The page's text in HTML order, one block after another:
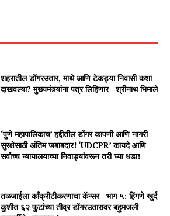
शहरातील डोंगरउतार, माथे आणि टेकड्या निवासी कशा
दाखवल्या? मुख्यमंत्र्यांना पत्र लिहिणार—श्रीनाथ भिमाले
‘पुणे महापालिकाच’ हद्दीतील डोंगर कापणी आणि नागरी
सुरक्षेसाठी अंतिम जबाबदार! ‘UDCPR’ कायदे आणि
सर्वोच्च न्यायालयाच्या निवाड्यांवरून तरी घ्या धडा!
तळजाईला काँक्रीटीकरणाचा कॅन्सर—भाग ५: हिंगणे खुर्द
कुशीत ६२ फुटांच्या तीव्र डोंगरउतारावर बहुमजली